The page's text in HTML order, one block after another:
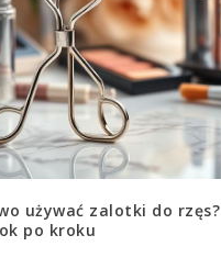
używać zalotki do rzęs?
po kroku